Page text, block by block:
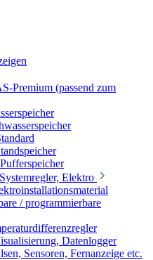
Premium (passend zum
Elektro
/ programmierbare
Datenlogger
Sensoren, Fernanzeige etc.